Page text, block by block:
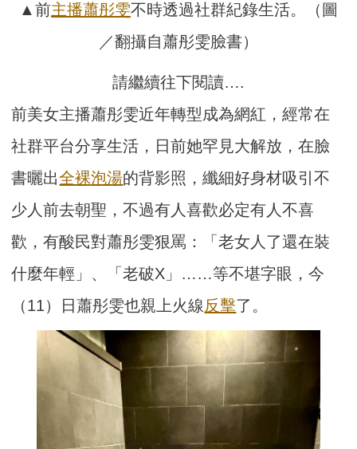
▲前主播蕭彤雯不時透過社群紀錄生活。（圖
／翻攝自蕭彤雯臉書）
請繼續往下閱讀….
前美女主播蕭彤雯近年轉型成為網紅，經常在
社群平台分享生活，日前她罕見大解放，在臉
書曬出全裸泡湯的背影照，纖細好身材吸引不
少人前去朝聖，不過有人喜歡必定有人不喜
歡，有酸民對蕭彤雯狠罵：「老女人了還在裝
什麼年輕」、「老破X」……等不堪字眼，今
（11）日蕭彤雯也親上火線 反擊了。